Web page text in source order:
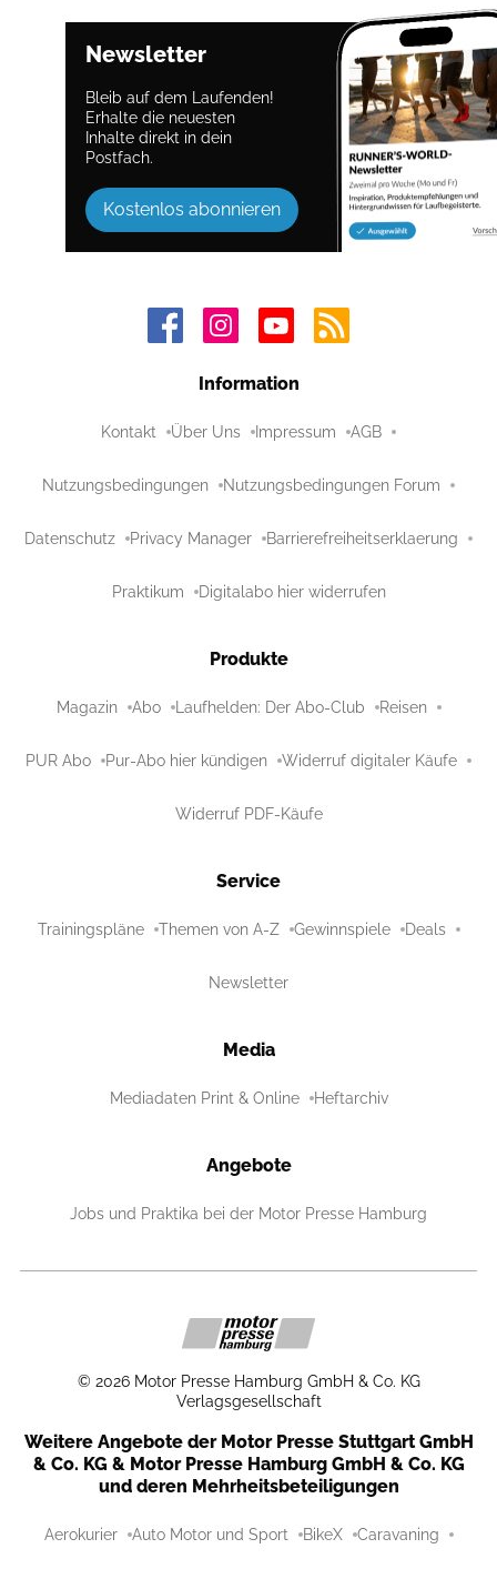
Newsletter
Bleib auf dem Laufenden!
Erhalte die neuesten
Inhalte direkt in dein
Postfach.
Kostenlos abonnieren
Information
Kontakt Über Uns Impressum AGB
Nutzungsbedingungen Nutzungsbedingungen Forum
Datenschutz Privacy Manager Barrierefreiheitserklaerung
Praktikum Digitalabo hier widerrufen
Produkte
Magazin Abo Laufhelden: Der Abo-Club Reisen
PUR Abo Pur-Abo hier kündigen Widerruf digitaler Käufe
Widerruf PDF-Käufe
Service
Trainingspläne Themen von A-Z Gewinnspiele Deals
Newsletter
Media
Mediadaten Print & Online Heftarchiv
Angebote
Jobs und Praktika bei der Motor Presse Hamburg
© 2026 Motor Presse Hamburg GmbH & Co. KG
Verlagsgesellschaft
Weitere Angebote der Motor Presse Stuttgart GmbH
& Co. KG & Motor Presse Hamburg GmbH & Co. KG
und deren Mehrheitsbeteiligungen
Aerokurier Auto Motor und Sport BikeX Caravaning